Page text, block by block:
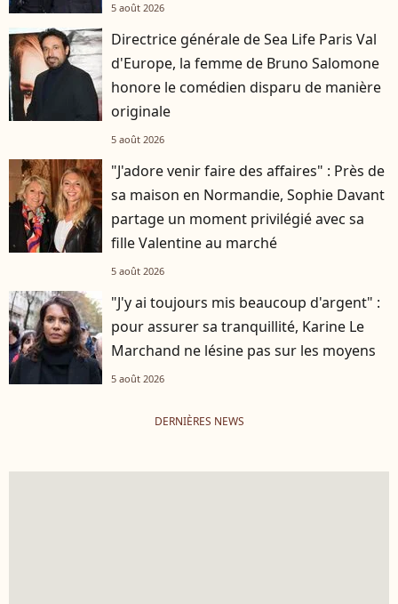
5 août 2026
Directrice générale de Sea Life Paris Val
d'Europe, la femme de Bruno Salomone
honore le comédien disparu de manière
originale
5 août 2026
"J'adore venir faire des affaires" : Près de
sa maison en Normandie, Sophie Davant
partage un moment privilégié avec sa
fille Valentine au marché
5 août 2026
"J'y ai toujours mis beaucoup d'argent" :
pour assurer sa tranquillité, Karine Le
Marchand ne lésine pas sur les moyens
5 août 2026
DERNIÈRES NEWS